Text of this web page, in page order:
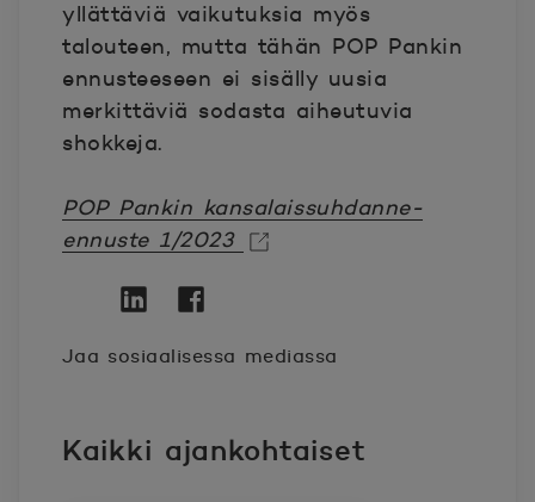
yllättäviä vaikutuksia myös
talouteen, mutta tähän POP Pankin
ennusteeseen ei sisälly uusia
merkittäviä sodasta aiheutuvia
shokkeja.
POP Pankin kansalaissuhdanne-
ennuste 1/2023
Jaa sosiaalisessa mediassa
Kaikki ajankohtaiset